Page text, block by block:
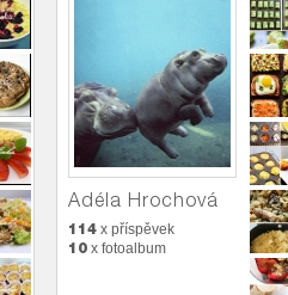
Adéla Hrochová
114 x příspěvek
10 x fotoalbum